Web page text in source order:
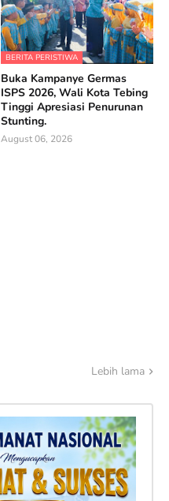
BERITA PERISTIWA
Buka Kampanye Germas
ISPS 2026, Wali Kota Tebing
Tinggi Apresiasi Penurunan
Stunting.
August 06, 2026
Lebih lama